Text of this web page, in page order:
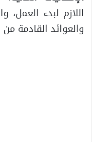
اللازم لبدء العمل،
والعوائد القادمة من